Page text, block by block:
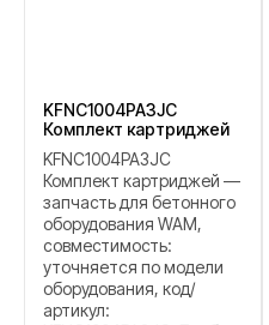
KFNC1004PA3JC
Комплект картриджей
KFNC1004PA3JC
Комплект картриджей —
запчасть для бетонного
оборудования WAM,
совместимость:
уточняется по модели
оборудования, код/
артикул: